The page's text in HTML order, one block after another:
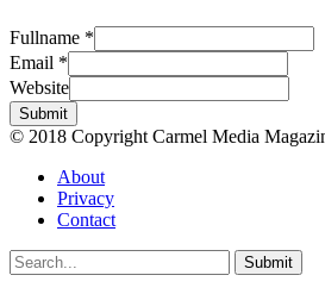
Fullname *
Email *
Website
Submit
© 2018 Copyright Carmel Media
About
Privacy
Contact
Submit